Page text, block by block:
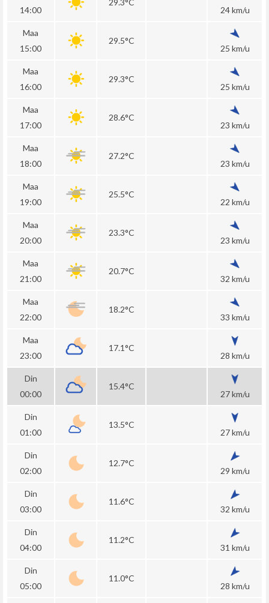
14:00
29.3°C
24 km/u
Maa
15:00
29.5°C
25 km/u
Maa
16:00
29.3°C
25 km/u
Maa
17:00
28.6°C
23 km/u
Maa
18:00
27.2°C
23 km/u
Maa
19:00
25.5°C
22 km/u
Maa
20:00
23.3°C
23 km/u
Maa
21:00
20.7°C
32 km/u
Maa
22:00
18.2°C
33 km/u
Maa
23:00
17.1°C
28 km/u
Din
00:00
15.4°C
27 km/u
Din
01:00
13.5°C
27 km/u
Din
02:00
12.7°C
29 km/u
Din
03:00
11.6°C
32 km/u
Din
04:00
11.2°C
31 km/u
Din
05:00
11.0°C
28 km/u